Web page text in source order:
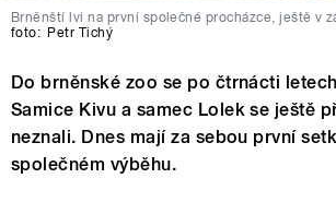
Brněnští lvi na první společné procházce, ještě v
foto: Petr Tichý
Do brněnské zoo se po čtrnácti
Samice Kivu a samec Lolek se ještě
neznali. Dnes mají za sebou první
společném výběhu.